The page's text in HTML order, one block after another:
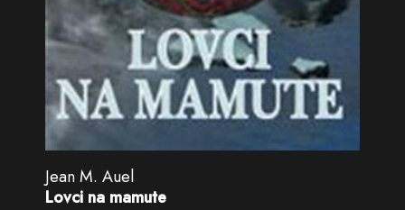
Jean M. Auel
Lovci na mamute